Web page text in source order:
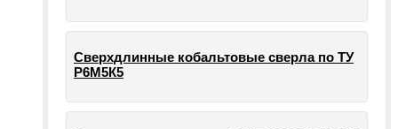
Сверхдлинные кобальтовые сверла по ТУ
Р6М5К5